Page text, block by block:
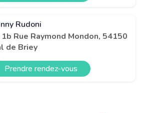
Rudoni
1b Rue Raymond Mondon, 54150
de Briey
Prendre rendez-vous